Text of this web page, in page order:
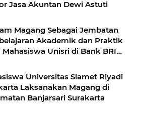
Jasa Akuntan Dewi Astuti
Magang Sebagai Jembatan
Akademik dan Praktik
Unisri di Bank BRI
Universitas Slamet Riyadi
Laksanakan Magang di
Banjarsari Surakarta